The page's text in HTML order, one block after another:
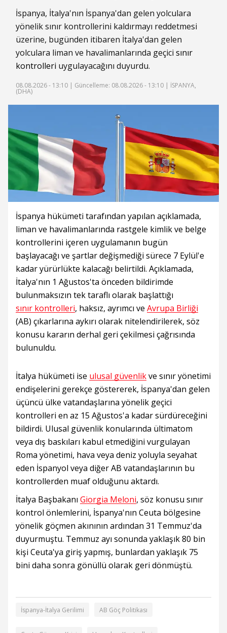
İspanya, İtalya'nın İspanya'dan gelen yolculara
yönelik sınır kontrollerini kaldırmayı reddetmesi
üzerine, bugünden itibaren İtalya'dan gelen
yolculara liman ve havalimanlarında geçici sınır
kontrolleri uygulayacağını duyurdu.
08.08.2026 - 13:10 | Güncelleme: 08.08.2026 - 13:10 | İSPANYA,
(DHA)
İspanya hükümeti tarafından yapılan açıklamada,
liman ve havalimanlarında rastgele kimlik ve belge
kontrollerini içeren uygulamanın bugün
başlayacağı ve şartlar değişmediği sürece 7 Eylül'e
kadar yürürlükte kalacağı belirtildi. Açıklamada,
İtalya'nın 1 Ağustos'ta önceden bildirimde
bulunmaksızın tek taraflı olarak başlattığı
sınır kontrolleri, haksız, ayrımcı ve Avrupa Birliği
(AB) çıkarlarına aykırı olarak nitelendirilerek, söz
konusu kararın derhal geri çekilmesi çağrısında
bulunuldu.
İtalya hükümeti ise ulusal güvenlikve sınır yönetimi
endişelerini gerekçe göstererek, İspanya'dan gelen
üçüncü ülke vatandaşlarına yönelik geçici
kontrolleri en az 15 Ağustos'a kadar sürdüreceğini
bildirdi. Ulusal güvenlik konularında ültimatom
veya dış baskıları kabul etmediğini vurgulayan
Roma yönetimi, hava veya deniz yoluyla seyahat
eden İspanyol veya diğer AB vatandaşlarının bu
kontrollerden muaf olduğunu aktardı.
İtalya Başbakanı Giorgia Meloni, söz konusu sınır
kontrol önlemlerini, İspanya'nın Ceuta bölgesine
yönelik göçmen akınının ardından 31 Temmuz'da
duyurmuştu. Temmuz ayı sonunda yaklaşık 80 bin
kişi Ceuta'ya giriş yapmış, bunlardan yaklaşık 75
bini daha sonra gönüllü olarak geri dönmüştü.
İspanya-İtalya Gerilimi AB Göç Politikası